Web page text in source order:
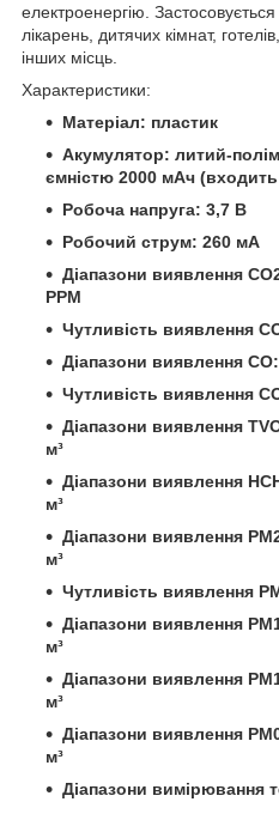
електроенергію.
лікарень, дитячих кімнат,
інших місць.
Характеристики:
Матеріал: пластик
Акумулятор: литий-
ємністю 2000 мАч
Робоча напруга: 3,7 В
Робочий струм: 260 мА
Діапазони виявлення
PPM
Чутливість виявлення
Діапазони виявлення
Чутливість виявлення
Діапазони виявлення
м³
Діапазони виявлення
м³
Діапазони виявлення
м³
Чутливість виявлення
Діапазони виявлення
м³
Діапазони виявлення
м³
Діапазони виявлення
м³
Діапазони вимірювання